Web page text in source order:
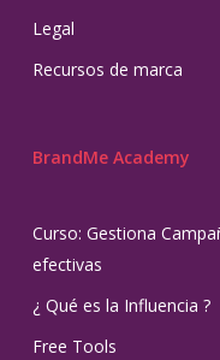
Legal
Recursos de marca
BrandMe Academy
Curso: Gestiona
efectivas
¿ Qué es la Influencia ?
Free Tools